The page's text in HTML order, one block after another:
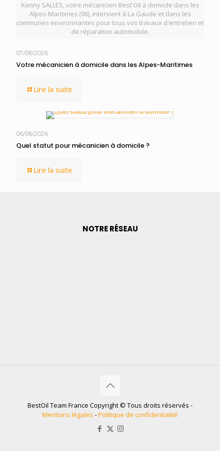
Kenny SALLES, votre mécanicien Best'Oil à domicile dans les
Alpes-Maritimes (06), intervient à La Gaude et dans les
communes environnantes pour tous vos travaux d'entretien et
de réparation automobile.
07/08/2026
Votre mécanicien à domicile dans les Alpes-Maritimes
Lire la suite
06/08/2026
Quel statut pour mécanicien à domicile ?
Lire la suite
NOTRE RÉSEAU
BestOil Team France Copyright © Tous droits réservés -
Mentions légales -Politique de confidentialité